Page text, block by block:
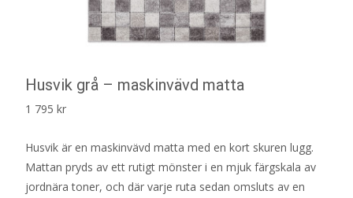
Husvik grå – maskinvävd matta
1 795 kr
Husvik är en maskinvävd matta med en kort skuren lugg.
Mattan pryds av ett rutigt mönster i en mjuk färgskala av
jordnära toner, och där varje ruta sedan omsluts av en